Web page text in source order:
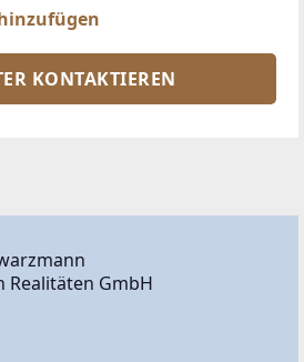
KONTAKTIEREN
Realitäten GmbH